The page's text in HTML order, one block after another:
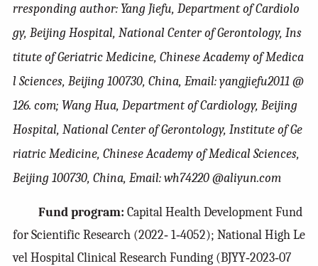
rresponding author: Yang Jiefu, Department of Cardiolo
gy, Beijing Hospital, National Center of Gerontology, Ins
titute of Geriatric Medicine, Chinese Academy of Medica
l Sciences, Beijing 100730, China, Email: yangjiefu2011 @
126. com; Wang Hua, Department of Cardiology, Beijing
Hospital, National Center of Gerontology, Institute of Ge
riatric Medicine, Chinese Academy of Medical Sciences,
Beijing 100730, China, Email: wh74220 @aliyun.com
Fund program: Capital Health Development Fund
for Scientific Research (2022‑ 1‑4052); National High Le
vel Hospital Clinical Research Funding (BJYY‑2023‑07